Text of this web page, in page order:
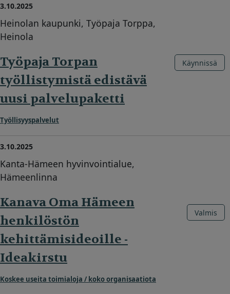
3.10.2025
Heinolan kaupunki, Työpaja Torppa,
Heinola
Työpaja Torpan
työllistymistä edistävä
uusi palvelupaketti
Työllisyyspalvelut
Käynnissä
3.10.2025
Kanta-Hämeen hyvinvointialue,
Hämeenlinna
Kanava Oma Hämeen
henkilöstön
kehittämisideoille -
Ideakirstu
Koskee useita toimialoja / koko organisaatiota
Valmis